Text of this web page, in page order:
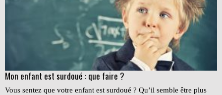
Mon enfant est surdoué : que faire ?
Vous sentez que votre enfant est surdoué ? Qu’il semble être plus